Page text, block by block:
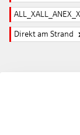
Direkt am Strand